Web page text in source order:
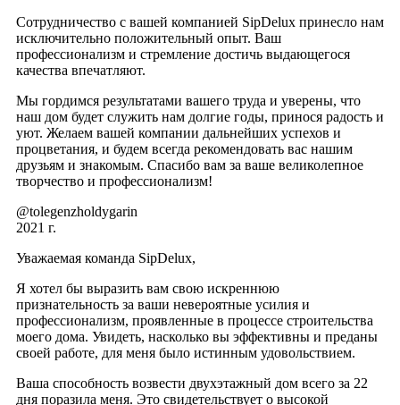
Сотрудничество с вашей компанией SipDelux принесло нам
исключительно положительный опыт. Ваш
профессионализм и стремление достичь выдающегося
качества впечатляют.
Мы гордимся результатами вашего труда и уверены, что
наш дом будет служить нам долгие годы, принося радость и
уют. Желаем вашей компании дальнейших успехов и
процветания, и будем всегда рекомендовать вас нашим
друзьям и знакомым. Спасибо вам за ваше великолепное
творчество и профессионализм!
@tolegenzholdygarin
2021 г.
Уважаемая команда SipDelux,
Я хотел бы выразить вам свою искреннюю
признательность за ваши невероятные усилия и
профессионализм, проявленные в процессе строительства
моего дома. Увидеть, насколько вы эффективны и преданы
своей работе, для меня было истинным удовольствием.
Ваша способность возвести двухэтажный дом всего за 22
дня поразила меня. Это свидетельствует о высокой